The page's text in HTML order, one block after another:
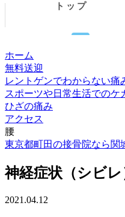
トップ
ホーム
無料送迎
レントゲンでわからない痛
スポーツや日常生活でのケ
ひざの痛み
アクセス
腰
東京都町田の接骨院なら関
神経症状（シビレ
2021.04.12